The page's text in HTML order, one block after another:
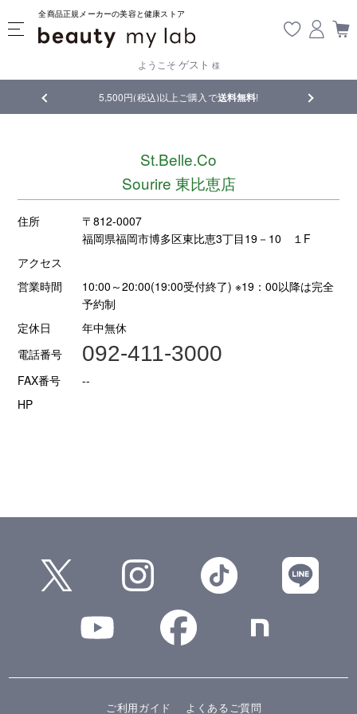
全商品正規メーカーの美容と健康ストア
ようこそ ゲスト 様
5,500円(税込)以上ご購入で送料無料! 【重要】
St.Belle.Co
Sourire 東比恵店
住所
〒812-0007
福岡県福岡市博多区東比恵3丁目19－10 １F
アクセス
営業時間
10:00～20:00(19:00受付終了) ※19：00以降は完全
予約制
定休日
年中無休
電話番号
092-411-3000
FAX番号
--
HP
ご利用ガイド よくあるご質問